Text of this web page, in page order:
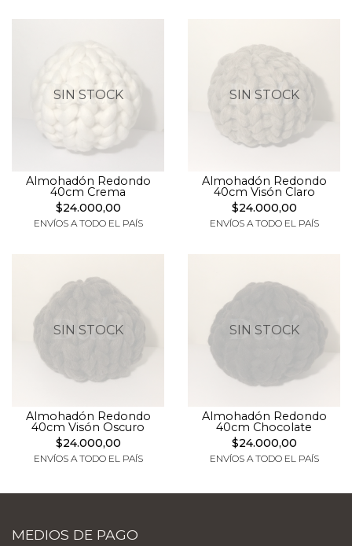
SIN STOCK
Almohadón Redondo
40cm Crema
$24.000,00
ENVÍOS A TODO EL PAÍS
SIN STOCK
Almohadón Redondo
40cm Visón Claro
$24.000,00
ENVÍOS A TODO EL PAÍS
SIN STOCK
Almohadón Redondo
40cm Visón Oscuro
$24.000,00
ENVÍOS A TODO EL PAÍS
SIN STOCK
Almohadón Redondo
40cm Chocolate
$24.000,00
ENVÍOS A TODO EL PAÍS
MEDIOS DE PAGO